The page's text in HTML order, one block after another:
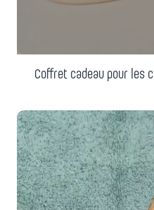
Coffret cadeau pour les